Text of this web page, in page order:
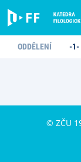
ODDĚLENÍ -1-
© ZČU